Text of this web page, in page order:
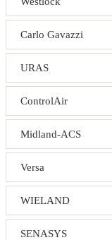
Carlo Gavazzi
URAS
ControlAir
Midland-ACS
Versa
WIELAND
SENASYS